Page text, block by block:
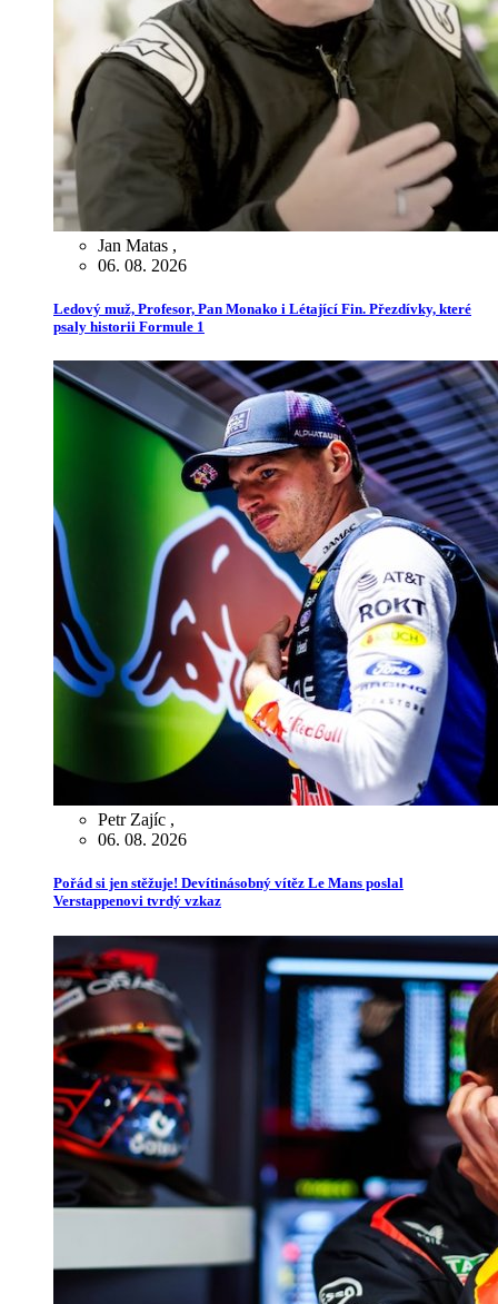
Jan Matas ,
06. 08. 2026
Ledový muž, Profesor, Pan Monako i Létající Fin. Přezdívky, které
psaly historii Formule 1
Petr Zajíc ,
06. 08. 2026
Pořád si jen stěžuje! Devítinásobný vítěz Le Mans poslal
Verstappenovi tvrdý vzkaz